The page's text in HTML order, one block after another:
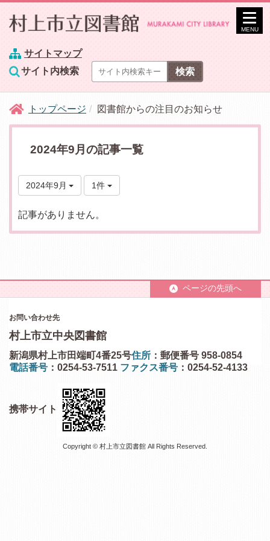
サイトマップ
サイト内検索
MENU
トップページ 図書館からの注目のお知らせ
2024年9月の記事一覧
2024年9月 1件
記事がありません。
ページの先頭へ
お問い合わせ先
村上市立中央図書館
住所 ：郵便番号 958-0854
新潟県村上市田端町4番25号
電話番号 ：0254-53-7511 ファクス番号 ：0254-52-4133
携帯サイト
Copyright © 村上市立図書館 All Rights Reserved.